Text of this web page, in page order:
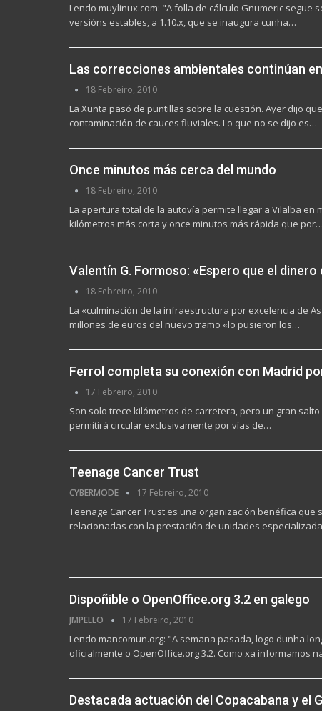
Lendo muylinux.com: "A folla de cálculo Gnumeric
versións estables, a 1.10.x, que se inaugura cunha…
Las correcciones ambientales continúan
18 Febreiro, 2010
La Xunta pasó de puntillas sobre la cuestión. Ayer dijo
contaminación de cauces fluviales. Lo que no se dijo es…
Once minutos más cerca del mundo
18 Febreiro, 2010
La apertura total de la autovía permite llegar a Vilalba en
kilómetros más corta y once minutos más rápida que por…
Valentín G. Formoso: «Espero que el
18 Febreiro, 2010
La «culminación de la infraestructura por excelencia de
millones de euros del nuevo tramo «lo pusieron los…
Ferrol completa su conexión con Madrid
17 Febreiro, 2010
Son solo trece kilómetros de carretera, pero un gran
permitirá circular exclusivamente por vías de…
Teenage Cancer Trust
CYBERMODE 17 Febreiro, 2010
Teenage Cancer Trust es una organización benéfica
relacionadas con la prestación de unidades
Dispoñible o OpenOffice.org 3.2 en galego
JMPELLO 17 Febreiro, 2010
Lendo mancomun.org: "A semana pasada, logo dunha
oficialmente o OpenOffice.org 3.2. Como xa informamos
Destacada actuación del Copacabana y el